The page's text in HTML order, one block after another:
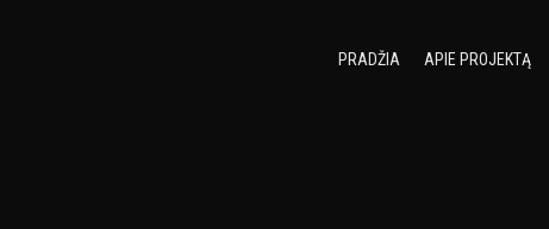
PRADŽIA APIE PROJEKTĄ